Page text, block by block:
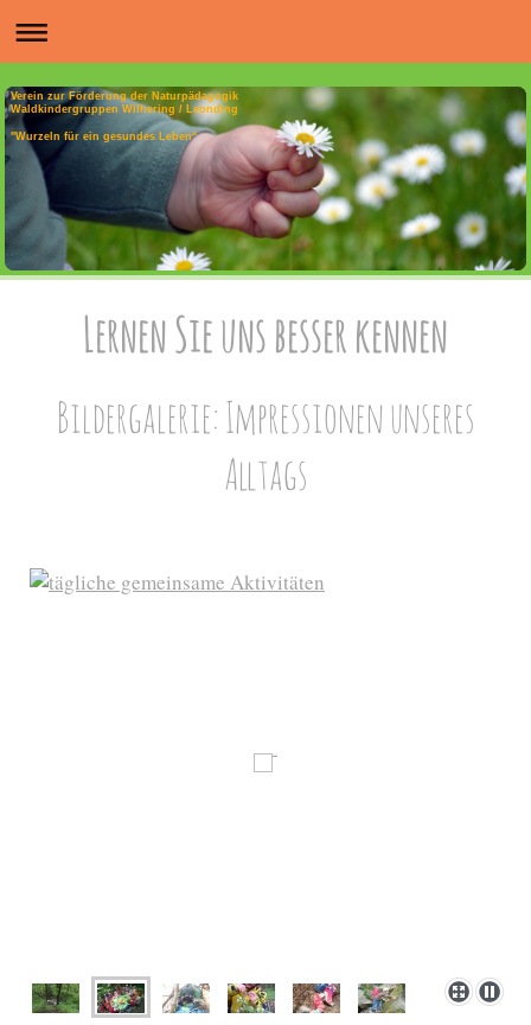
Verein zur Förderung der Naturpädagogik
Waldkindergruppen Wilhering / Leonding
"Wurzeln für ein gesundes Leben“
Lernen Sie uns besser kennen
Bildergalerie: Impressionen unseres
Alltags